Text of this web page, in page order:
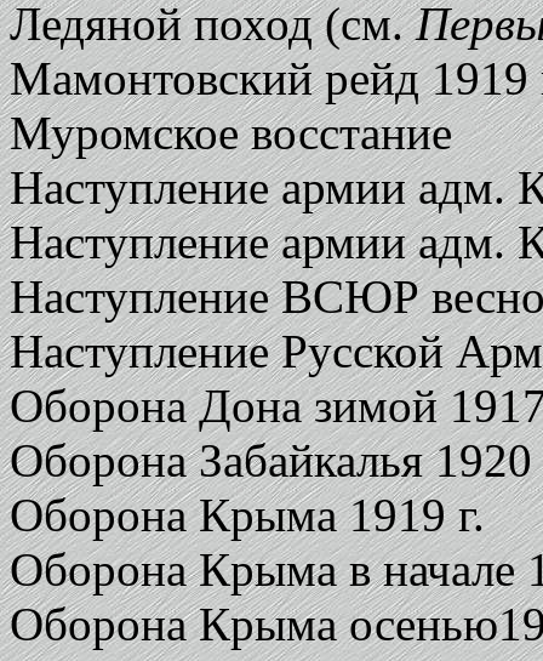
Ледяной поход (см.
Мамонтовский рейд 1919
Муромское восстание
Наступление армии адм.
Наступление армии адм.
Наступление ВСЮР
Наступление Русской
Оборона Дона зимой
Оборона Забайкалья 1920
Оборона Крыма 1919 г.
Оборона Крыма в начале
Оборона Крыма